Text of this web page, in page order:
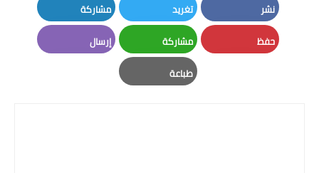
نشر
Facebook
تغريد
Twitter
مشاركة
LinkedIn
حفظ مشاركة
Whatsapp
إرسال
طباعة